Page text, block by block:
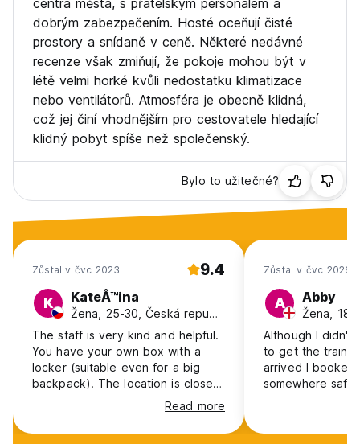
* Palác národů.
* Mezinárodní muzeum Červeného kříže a Červeného
půlměsíce.
* Muzeum umění a historie.
Celý tým Geneva Hostel se těší, že vás brzy přivítá.
centra města, s přátelským personálem a
dobrým zabezpečením. Hosté oceňují čisté
prostory a snídaně v ceně. Některé nedávné
recenze však zmiňují, že pokoje mohou být v
létě velmi horké kvůli nedostatku klimatizace
nebo ventilátorů. Atmosféra je obecně klidná,
což jej činí vhodnějším pro cestovatele hledající
klidný pobyt spíše než společenský.
Bylo to užitečné?
Zůstal v čvc 2023 9.4
K KateÅ™ina
Žena, 25-30, Česká republika
The staff is very kind and helpful.
You have your own box with a
locker (suitable even for a big
backpack). The location is close
to the Old Town and the lake, it is
about 5 minutes. Good connection
to the airport. The hostel is big,
Read more
Zůstal v čvc 2026
A Abby
Žena, 18-
Although I didn't
to get the train
arrived I booked
somewhere
links. I also